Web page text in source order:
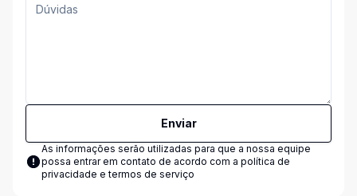
Enviar
As informações serão utilizadas para que a nossa equipe
possa entrar em contato de acordo com a política de
privacidade e termos de serviço